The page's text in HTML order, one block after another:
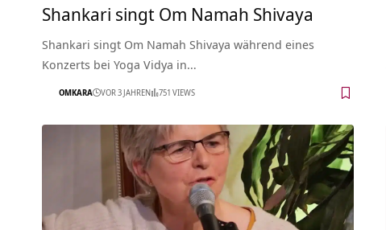
Shankari singt Om Namah Shivaya
Shankari singt Om Namah Shivaya während eines
Konzerts bei Yoga Vidya in…
OMKARA VOR 3 JAHREN 751 VIEWS